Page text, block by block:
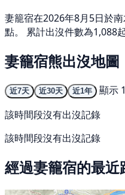
妻籠宿在2026年8月5日於
點。 累計出沒件數為1,088起
妻籠宿熊出沒地圖
近7天 近30天 近1年
顯示
該時間段沒有出沒記錄
該時間段沒有出沒記錄
經過妻籠宿的最近